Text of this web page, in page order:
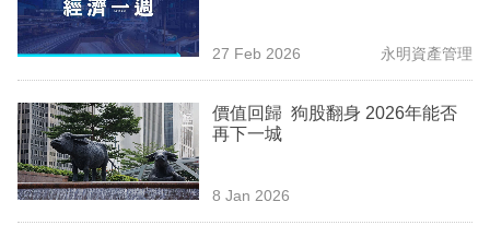
場
生
時
事
27 Feb 2026 永明資產管理
價值回歸 狗股翻身 2026年能否
再下一城
8 Jan 2026